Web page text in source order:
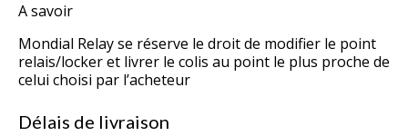
A savoir
Mondial Relay se réserve le droit de modifier le point
relais/locker et livrer le colis au point le plus proche de
celui choisi par l’acheteur
Délais de livraison